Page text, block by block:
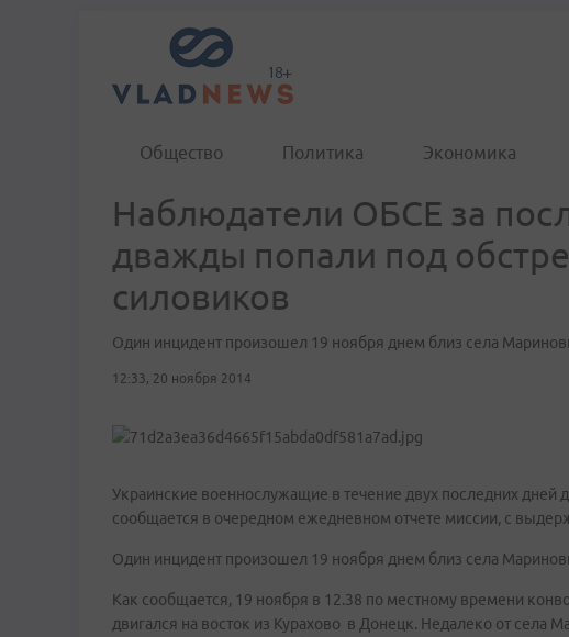
Общество Политика Экономика
Наблюдатели ОБСЕ за
дважды попали под
силовиков
Один инцидент произошел 19 ноября днем близ села
12:33, 20 ноября 2014
Украинские военнослужащие в течение двух последних
сообщается в очередном ежедневном отчете миссии, с
Один инцидент произошел 19 ноября днем близ села
Как сообщается, 19 ноября в 12.38 по местному времени
двигался на восток из Курахово в Донецк. Недалеко от села